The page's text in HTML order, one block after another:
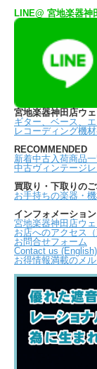
LINE@ 宮地楽器神
宮地楽器神田店ウ
ギター、ベース、
レコーディング機
RECOMMENDED
新着中古入荷商品
中古ヴィンテージ
買取り・下取りの
お手持ちの楽器・
インフォメーション
宮地楽器神田店ウ
お店へのアクセス
お問合せフォーム
Contact us (English)
お得情報満載のメ